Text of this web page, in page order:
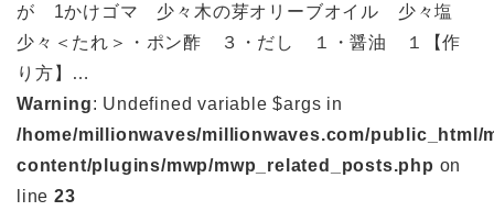
が 1かけゴマ 少々木の芽オリーブオイル 少々塩
少々＜たれ＞・ポン酢 ３・だし １・醤油 １【作
り方】…
Warning: Undefined variable $args in
/home/millionwaves/millionwaves.com/public_html/
content/plugins/mwp/mwp_related_posts.php on
line 23